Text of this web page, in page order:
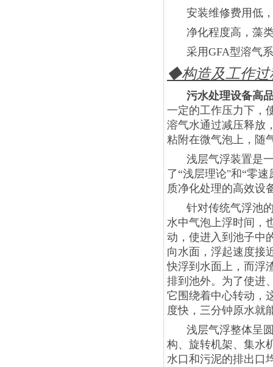
安装维修费用低
净化程度高，藻
采用GFA型溶气
◆构造及工作过
污水处理设备高
一定的工作压力下，
溶气水通过减压释放
粘附在微气泡上，随
浅层气浮装置是
了“浅层理论"和“零
质净化处理的高效设
针对传统气浮池
水中气泡上浮时间，
动，使进入到池子中
向水面，浮起速度接
快浮到水面上，而浮
排到池外。为了使进
它围绕着中心转动，
度快，三分钟原水就
浅层气浮整体呈
构、旋转机架、集水
水口和污泥的排出口